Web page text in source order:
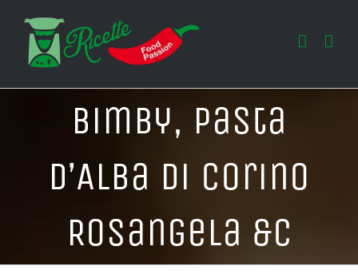
contenuto
Bimby, Pasta
d’Alba di Corino
Rosangela &C